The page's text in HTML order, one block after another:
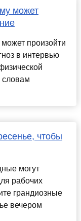
может
произойти
в интервью
чтобы
могут
рабочих
грандиозные
вечером